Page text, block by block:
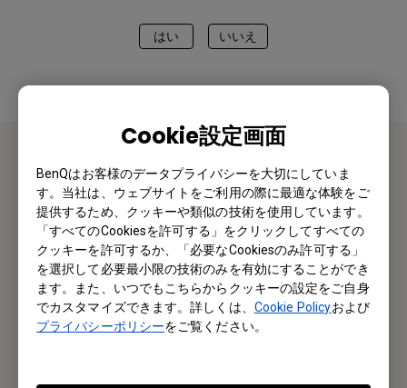
Cookie設定画面
BenQはお客様のデータプライバシーを大切にしていま
す。当社は、ウェブサイトをご利用の際に最適な体験をご
提供するため、クッキーや類似の技術を使用しています。
「すべてのCookiesを許可する」をクリックしてすべての
クッキーを許可するか、「必要なCookiesのみ許可する」
を選択して必要最小限の技術のみを有効にすることができ
ます。また、いつでもこちらからクッキーの設定をご自身
でカスタマイズできます。詳しくは、 Cookie Policyおよび
プライバシーポリシーをご覧ください。
はい いいえ
お問い合わせ
私たちがお手伝いさせていただきます。
お問い合わせ